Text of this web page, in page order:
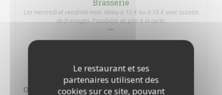
Le restaurant et ses
partenaires utilisent des
cookies sur ce site, pouvant
Brasserie
Les mercredi et vendredi midi. Menu à 15 € ou à 18 € avec assiette
de fromages. Possibilité de plat à la carte.
15,00 EUR
Oeufs de Caille pochés et Velouté de